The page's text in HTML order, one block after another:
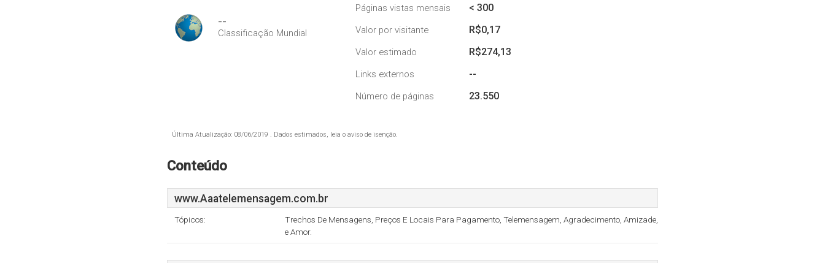
--
Classificação Mundial
Páginas vistas mensais < 300
Valor por visitante R$0,17
Valor estimado R$274,13
Links externos --
Número de páginas 23.550
Última Atualização: 08/06/2019 . Dados estimados, leia o aviso de isenção.
Conteúdo
www.Aaatelemensagem.com.br
Tópicos:
Trechos De Mensagens, Preços E Locais Para Pagamento, Telemensagem, Agradecimento, Amizade,
e Amor.